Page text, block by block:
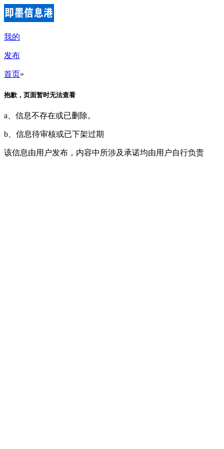
我的
发布
首页»
抱歉，页面暂时无法查看
a、信息不存在或已删除。
b、信息待审核或已下架过期
该信息由用户发布，内容中所涉及承诺均由用户自行负责